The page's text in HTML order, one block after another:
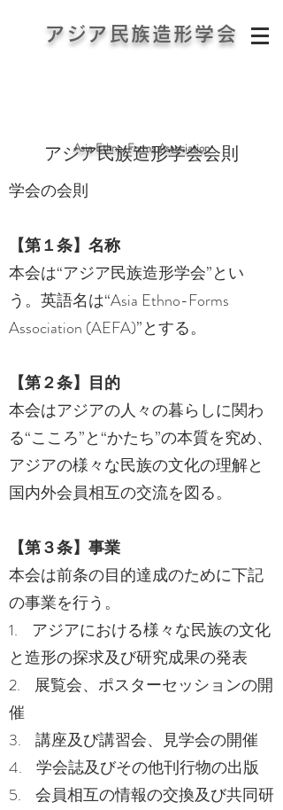
アジア民族造形学会
Asia Ethno-Forms Association
アジア民族造形学会​会則
学会の会則
【第１条】名称
本会は“アジア民族造形学会”とい
う。英語名は“Asia Ethno-Forms
Association (AEFA)”とする。
【第２条】目的
本会はアジアの人々の暮らしに関わ
る“こころ”と“かたち”の本質を究め、
アジアの様々な民族の文化の理解と
国内外会員相互の交流を図る。
【第３条】事業
本会は前条の目的達成のために下記
の事業を行う。
1. アジアにおける様々な民族の文化
と造形の探求及び研究成果の発表
2. 展覧会、ポスターセッションの開
催
3. 講座及び講習会、見学会の開催
4. 学会誌及びその他刊行物の出版
5. 会員相互の情報の交換及び共同研